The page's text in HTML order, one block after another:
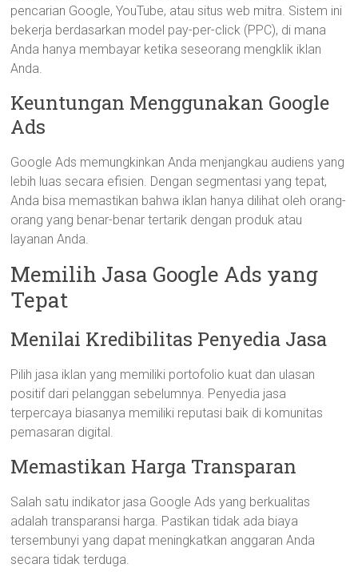
pencarian Google, YouTube, atau situs web mitra. Sistem ini
bekerja berdasarkan model pay-per-click (PPC), di mana
Anda hanya membayar ketika seseorang mengklik iklan
Anda.
Keuntungan Menggunakan Google
Ads
Google Ads memungkinkan Anda menjangkau audiens yang
lebih luas secara efisien. Dengan segmentasi yang tepat,
Anda bisa memastikan bahwa iklan hanya dilihat oleh orang-
orang yang benar-benar tertarik dengan produk atau
layanan Anda.
Memilih Jasa Google Ads yang
Tepat
Menilai Kredibilitas Penyedia Jasa
Pilih jasa iklan yang memiliki portofolio kuat dan ulasan
positif dari pelanggan sebelumnya. Penyedia jasa
terpercaya biasanya memiliki reputasi baik di komunitas
pemasaran digital.
Memastikan Harga Transparan
Salah satu indikator jasa Google Ads yang berkualitas
adalah transparansi harga. Pastikan tidak ada biaya
tersembunyi yang dapat meningkatkan anggaran Anda
secara tidak terduga.